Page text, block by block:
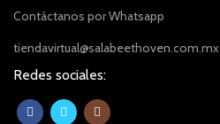
Contáctanos por Whatsapp
tiendavirtual@salabeethoven.com.mx
Redes sociales: